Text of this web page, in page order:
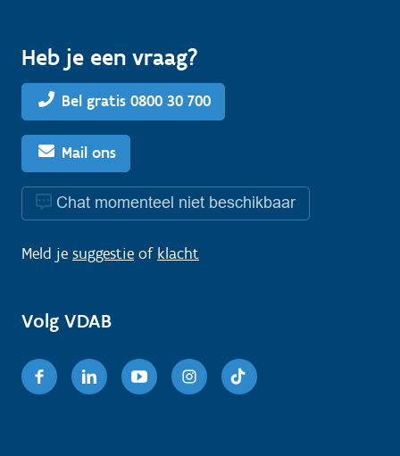
Heb je een vraag?
Bel gratis 0800 30 700
Mail ons
Chat momenteel niet beschikbaar
Meld je suggestie of klacht
Volg VDAB
FacebookLinkedinYoutubeInstagram